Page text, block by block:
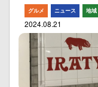
グルメ ニュース 地域
2024.08.21